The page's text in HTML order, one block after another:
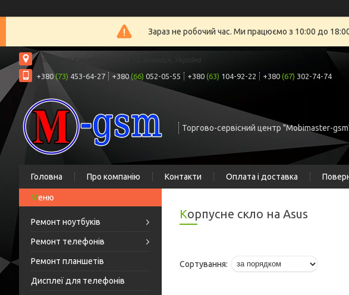
Зараз не робочий час. Ми працюємо з 10:00 до
проспект Коцюбинського 32, Вінниця, Україна
+380(73) 453-64-27 +380(66) 052-05-55 +380 (63) 104-92-22 +380 (67) 302-74-74
Торгово-сервісний центр "Mobimaster-
Головна Про компанію Контакти Оплата і доставка
Ремонт ноутбуків
Ремонт телефонів
Ремонт планшетів
Дисплеї для телефонів
Корпусне скло на Asus